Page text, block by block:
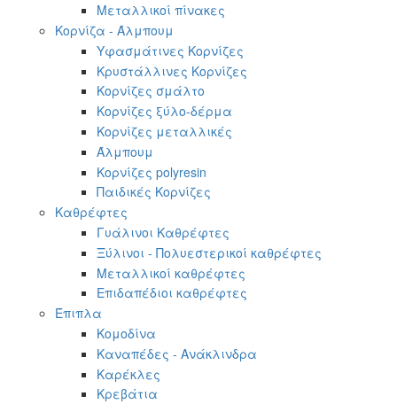
Μεταλλικοί πίνακες
Κορνίζα - Άλμπουμ
Υφασμάτινες Κορνίζες
Κρυστάλλινες Κορνίζες
Κορνίζες σμάλτο
Κορνίζες ξύλο-δέρμα
Κορνίζες μεταλλικές
Άλμπουμ
Κορνίζες polyresin
Παιδικές Κορνίζες
Καθρέφτες
Γυάλινοι Καθρέφτες
Ξύλινοι - Πολυεστερικοί καθρέφτες
Μεταλλικοί καθρέφτες
Επιδαπέδιοι καθρέφτες
Έπιπλα
Κομοδίνα
Καναπέδες - Ανάκλινδρα
Καρέκλες
Κρεβάτια